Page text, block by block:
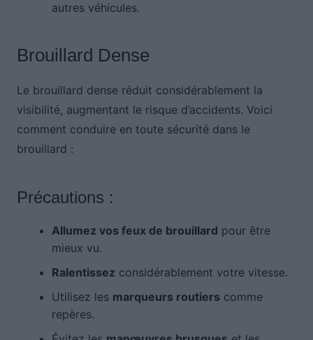
autres véhicules.
Brouillard Dense
Le brouillard dense réduit considérablement la
visibilité, augmentant le risque d’accidents. Voici
comment conduire en toute sécurité dans le
brouillard :
Précautions :
Allumez vos feux de brouillard pour être
mieux vu.
Ralentissez considérablement votre vitesse.
Utilisez les marqueurs routiers comme
repères.